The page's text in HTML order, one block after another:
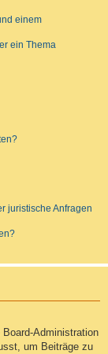
einem
ein Thema
juristische Anfragen
Administration
um Beiträge zu